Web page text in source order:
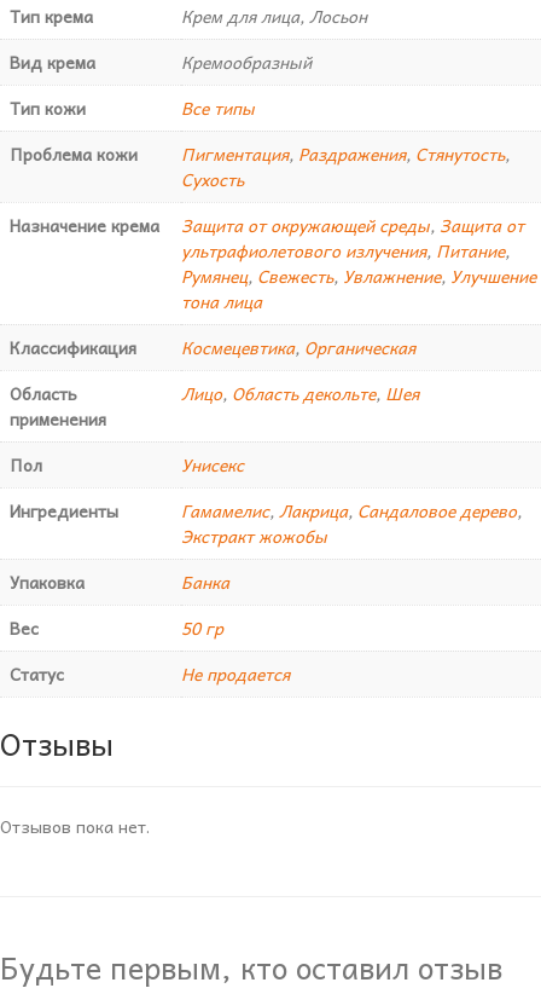
Тип крема
Крем для лица, Лосьон
Вид крема
Кремообразный
Тип кожи
Все типы
Проблема кожи
Пигментация, Раздражения, Стянутость,
Сухость
Назначение крема
Защита от окружающей среды, Защита от
ультрафиолетового излучения, Питание,
Румянец, Свежесть, Увлажнение, Улучшение
тона лица
Классификация
Космецевтика, Органическая
Область
применения
Лицо, Область декольте, Шея
Пол
Унисекс
Ингредиенты
Гамамелис,Лакрица, Сандаловое дерево,
Экстракт жожобы
Упаковка
Банка
Вес
50 гр
Статус
Не продается
Отзывы
Отзывов пока нет.
Будьте первым, кто оставил отзыв